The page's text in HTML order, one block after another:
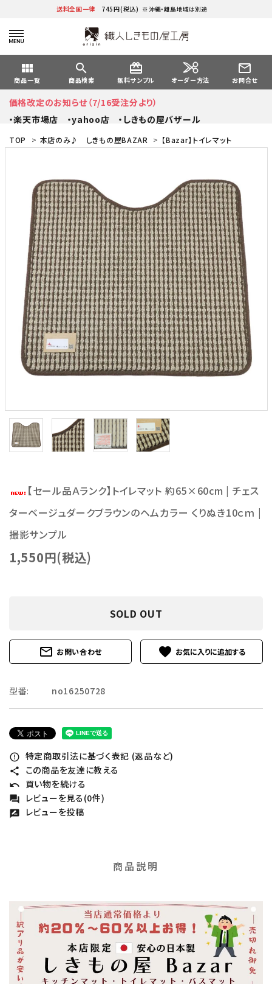
送料全国一律 745円(税込) ※沖縄・離島地域は別途
view_module
商品一覧
search
商品検索
card_giftcard
無料サンプル オーダー方法
mail_outline
お問合せ
価格改定のお知らせ（7/16受注分より）
・楽天市場店
・yahoo店 ・しきもの屋バザール
TOP > 本店のみ♪ しきもの屋BAZAR > 【Bazar】トイレマット
【セール品Ａランク】トイレマット 約65×60cm | チェス
ターベージュダークブラウンのヘムカラー くりぬき10ｃｍ |
撮影サンプル
1,550円(税込)
SOLD OUT
mail_outline お問い合わせ favorite
型番: no16250728
error_outline 特定商取引法に基づく表記 (返品など)
share この商品を友達に教える
undo 買い物を続ける
forum レビューを見る(0件)
rate_review レビューを投稿
商品説明